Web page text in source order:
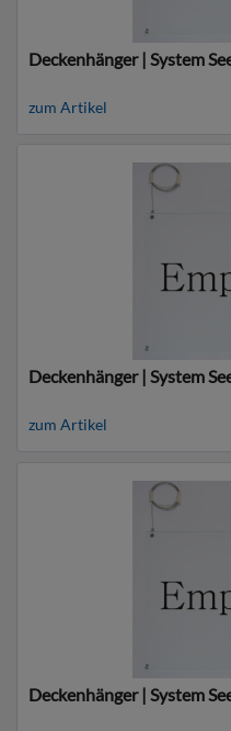
Deckenhänger | System
zum Artikel
Deckenhänger | System
zum Artikel
Deckenhänger | System